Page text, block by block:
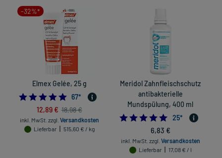
-32%*
Elmex Gelée, 25 g
4.9411764705882355
67*
12,89 € 18,98 €
inkl. MwSt. zzgl. Versandkosten
Lieferbar
515,60 € / kg
Meridol Zahnfleischschutz
antibakterielle
Mundspülung, 400 ml
4.96
25*
6,83 €
inkl. MwSt. zzgl. Versandkosten
Lieferbar
17,08 € / l